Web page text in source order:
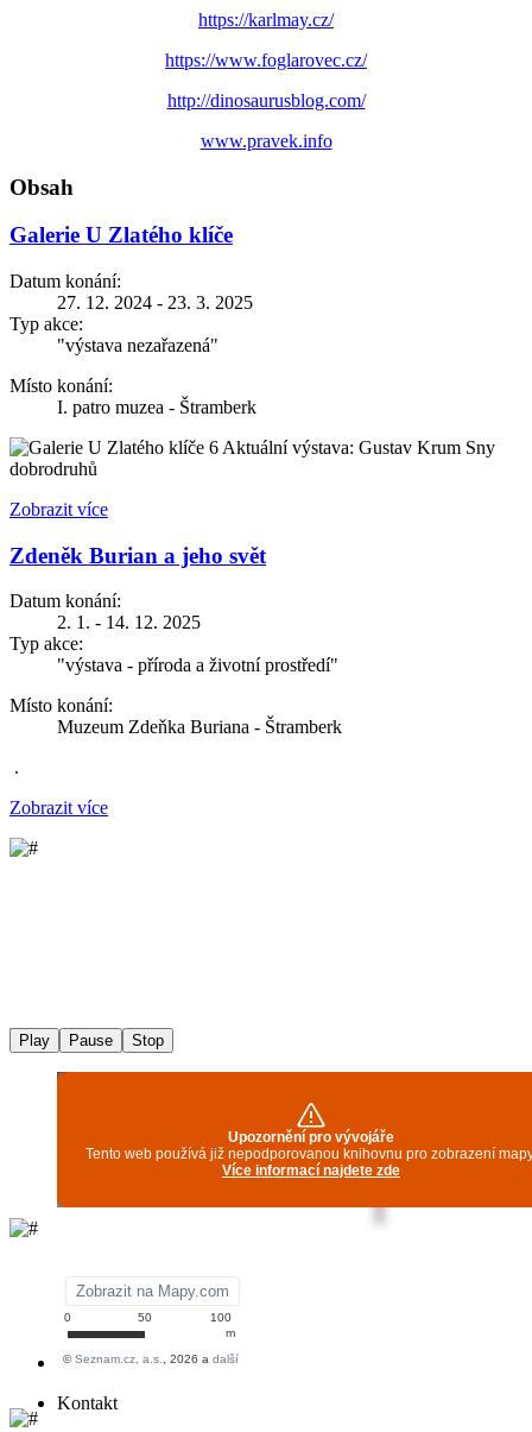
https://karlmay.cz/
https://www.foglarovec.cz/
http://dinosaurusblog.com/
www.pravek.info
Obsah
Galerie U Zlatého klíče
Datum konání:
27. 12. 2024 - 23. 3. 2025
Typ akce:
"výstava nezařazená"
Místo konání:
I. patro muzea - Štramberk
Aktuální výstava: Gustav Krum Sny
dobrodruhů
Zobrazit více
Zdeněk Burian a jeho svět
Datum konání:
2. 1. - 14. 12. 2025
Typ akce:
"výstava - příroda a životní prostředí"
Místo konání:
Muzeum Zdeňka Buriana - Štramberk
.
Zobrazit více
Play Pause Stop
Kontakt